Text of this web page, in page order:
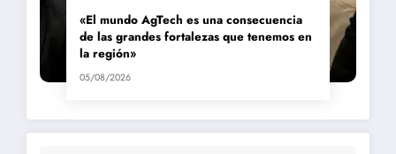
«El mundo AgTech es una consecuencia
de las grandes fortalezas que tenemos en
la región»
05/08/2026